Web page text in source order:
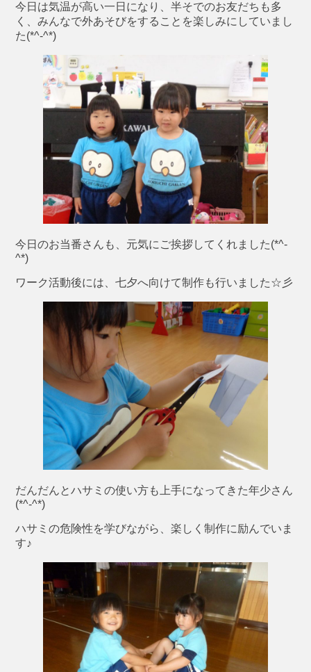
今日は気温が高い一日になり、半そでのお友だちも多
く、みんなで外あそびをすることを楽しみにしていまし
た(*^-^*)
今日のお当番さんも、元気にご挨拶してくれました(*^-
^*)
ワーク活動後には、七夕へ向けて制作も行いました☆彡
だんだんとハサミの使い方も上手になってきた年少さん
(*^-^*)
ハサミの危険性を学びながら、楽しく制作に励んでいま
す♪